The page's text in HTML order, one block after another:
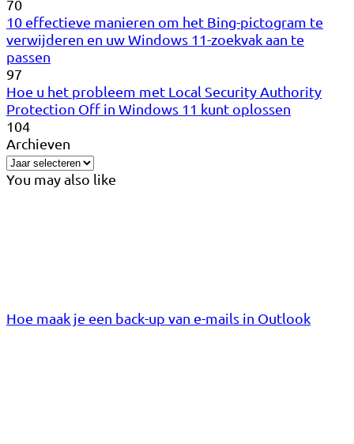
70
10 effectieve manieren om het Bing-pictogram te
verwijderen en uw Windows 11-zoekvak aan te
passen
97
Hoe u het probleem met Local Security Authority
Protection Off in Windows 11 kunt oplossen
104
Archieven
You may also like
Hoe maak je een back-up van e-mails in Outlook